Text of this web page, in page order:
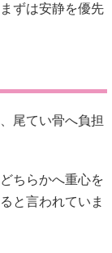
ずは安静を優先
尾てい骨へ負担
ちらかへ重心を
と言われていま